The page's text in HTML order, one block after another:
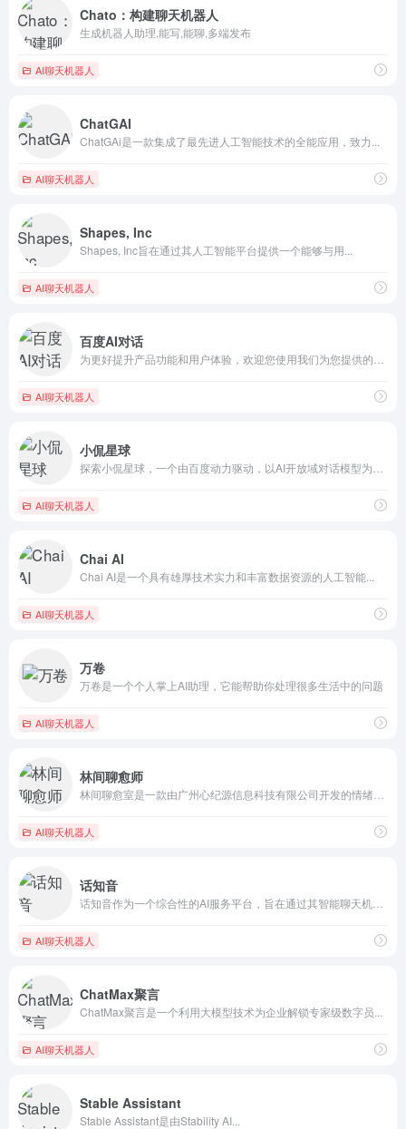
Chato：构建聊天机器人
生成机器人助理,能写,能聊,多端发布
AI聊天机器人
ChatGAI
ChatGAi是一款集成了最先进人工智能技术的全能应用，致力...
AI聊天机器人
Shapes, Inc
Shapes, Inc旨在通过其人工智能平台提供一个能够与用...
AI聊天机器人
百度AI对话
AI聊天机器人
小侃星球
AI聊天机器人
Chai AI
Chai AI是一个具有雄厚技术实力和丰富数据资源的人工智能...
AI聊天机器人
万卷
万卷是一个个人掌上AI助理，它能帮助你处理很多生活中的问题
AI聊天机器人
林间聊愈师
AI聊天机器人
话知音
AI聊天机器人
ChatMax聚言
ChatMax聚言是一个利用大模型技术为企业解锁专家级数字员...
AI聊天机器人
Stable Assistant
Stable Assistant是由Stability AI...